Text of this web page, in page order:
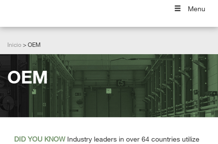
Menu
Inicio OEM
OEM
DID YOU KNOWIndustry leaders in over 64 countries utilize